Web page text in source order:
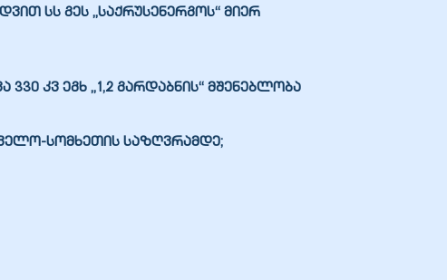
სს გეს „საქრუსენერგოს“ მიერ
330 კვ ეგხ „1,2 გარდაბნის“ მშენებლობა
სომხეთის საზღვრამდე;